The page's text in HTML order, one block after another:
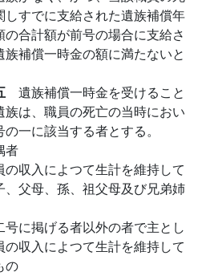
しすでに支給された遺族補償年
の合計額が前号の場合に支給さ
族補償一時金の額に満たないと
遺族補償一時金を受けること
族は、職員の死亡の当時におい
一に該当する者とする。
者
の収入によつて生計を維持して
、父母、孫、祖父母及び兄弟姉
号に掲げる者以外の者で主とし
の収入によつて生計を維持して
の